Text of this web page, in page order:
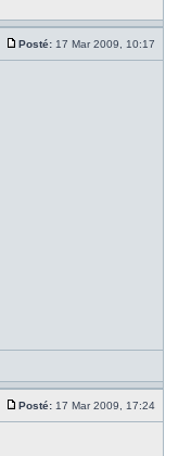
Posté: 17 Mar 2009, 10:17
Posté: 17 Mar 2009, 17:24